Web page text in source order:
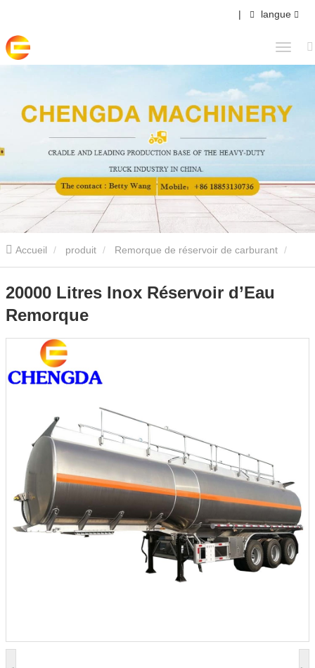
| langue
Accueil produit Remorque de réservoir de carburant
20000 Litres Inox Réservoir d’Eau Remorque
20000 Litres Inox Réservoir d’Eau
Remorque